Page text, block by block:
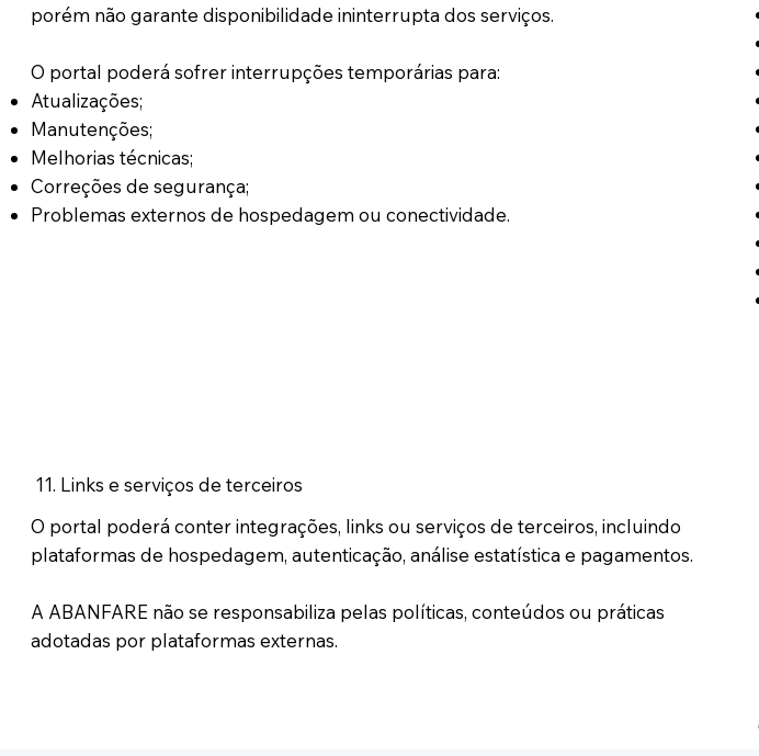
porém não garante disponibilidade ininterrupta dos serviços.
O portal poderá sofrer interrupções temporárias para:
Atualizações;
Manutenções;
Melhorias técnicas;
Correções de segurança;
Problemas externos de hospedagem ou conectividade.
11. Links e serviços de terceiros
O portal poderá conter integrações, links ou serviços de terceiros, incluindo
plataformas de hospedagem, autenticação, análise estatística e pagamentos.
A ABANFARE não se responsabiliza pelas políticas, conteúdos ou práticas
adotadas por plataformas externas.